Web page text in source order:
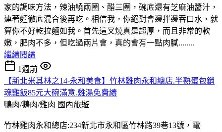
家的調味方法，辣油繞兩圈、醋三圈，碗底還有芝麻油醬汁，
連著麵徹底混合後再吃。相信我，你絕對會邊拌邊吞口水，就
算你不好乾拉麵如我。首先這叉燒真是超厚，而且非常的軟
嫩，肥肉不多，但吃過兩片會，真的會有一點肉膩........
繼續閱讀
1週前
【新北米其林之14-永和美食】竹林雞肉永和總店.半熟蛋包銷
魂雞飯85元大碗滿意.雞湯免費續
鴨肉/鵝肉/雞肉 國內旅遊
竹林雞肉永和總店:234新北市永和區竹林路39巷13號，電